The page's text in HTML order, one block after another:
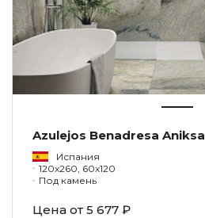
Azulejos Benadresa Aniksa
Испания
120x260, 60x120
Под камень
Цена от 5 677 ₽